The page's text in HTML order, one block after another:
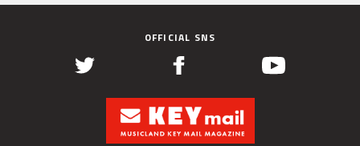
OFFICIAL SNS